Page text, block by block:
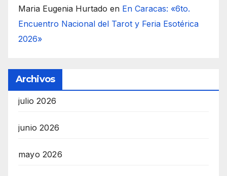
Maria Eugenia Hurtado en En Caracas: «6to.
Encuentro Nacional del Tarot y Feria Esotérica
2026»
Archivos
julio 2026
junio 2026
mayo 2026